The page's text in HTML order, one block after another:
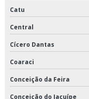
Manutenção preventiva e
Manutenção preventiva
Montagem de ar
Montagem de ar
Montagem de ar
Catu
Central
Cícero Dantas
Coaraci
Conceição da Feira
Conceição do Jacuípe